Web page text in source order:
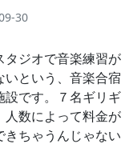
30
ジオで音楽練習が
という、音楽合宿
設です。７名ギリギ
人数によって料金が
ちゃうんじゃない